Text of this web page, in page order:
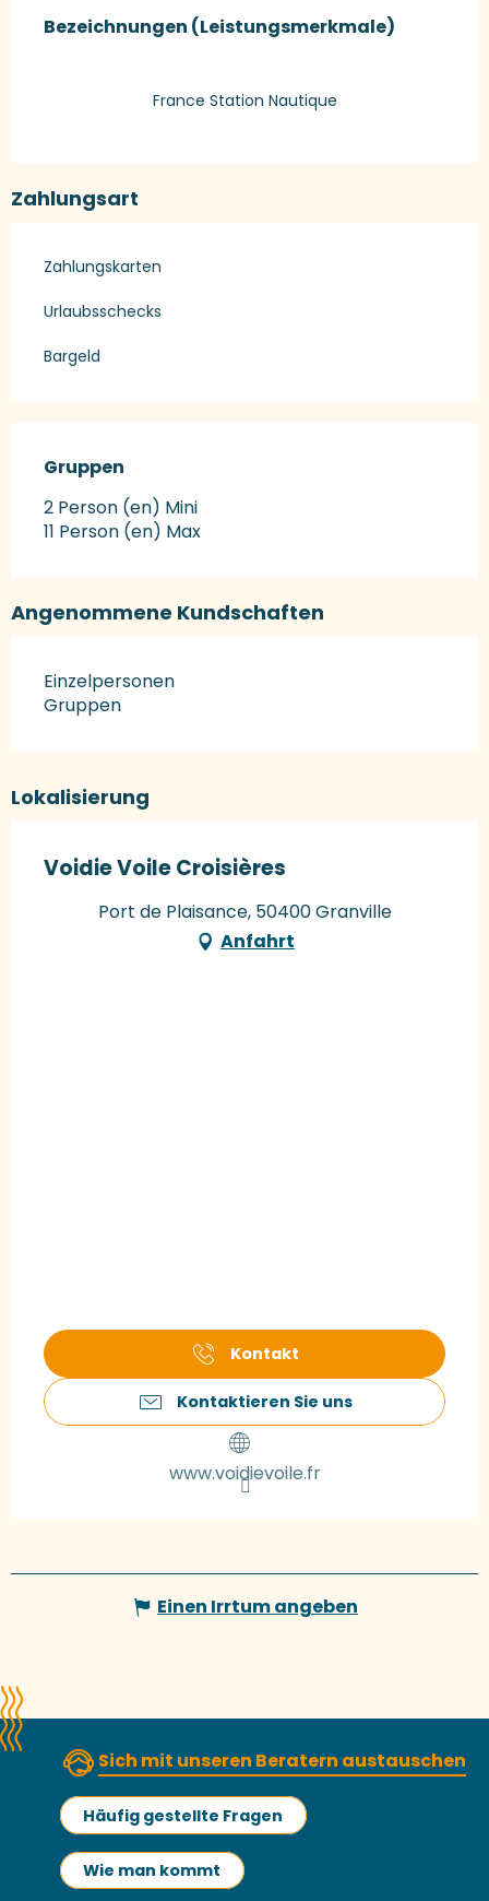
Bezeichnungen (Leistungsmerkmale)
Bezeichnungen (Leistungsmerkmale)
France Station Nautique
Zahlungsart
Zahlungskarten
Urlaubsschecks
Bargeld
Gruppen
Gruppen
2 Person (en) Mini
11 Person (en) Max
Angenommene Kundschaften
Einzelpersonen
Gruppen
Lokalisierung
Voidie Voile Croisières
Port de Plaisance, 50400 Granville
Anfahrt
Kontakt
Kontaktieren Sie uns
www.voidievoile.fr
Einen Irrtum angeben
Sich mit unseren Beratern austauschen
Häufig gestellte Fragen
Wie man kommt